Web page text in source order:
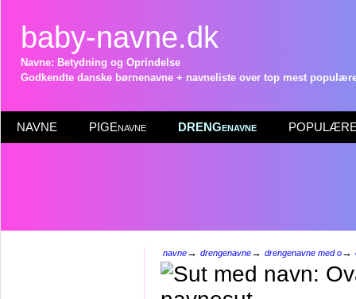
baby-navne.dk
Navne: Betydning og Oprindelse
Godkendte danske børnenavne + navneliste over top mest
NAVNE PIGEnavne DRENGenavne POPULÆRE
navne→ drengenavne→ drengenavne med o→